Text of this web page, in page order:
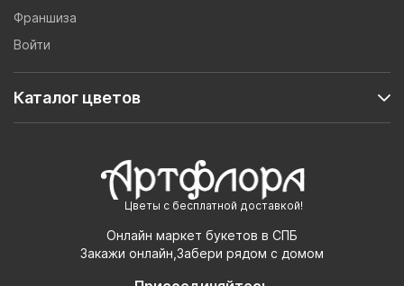
Цветы с бесплатной доставкой!
Онлайн маркет букетов в СПБ
Закажи онлайн,Забери рядом с домом
Франшиза
Войти
Каталог цветов